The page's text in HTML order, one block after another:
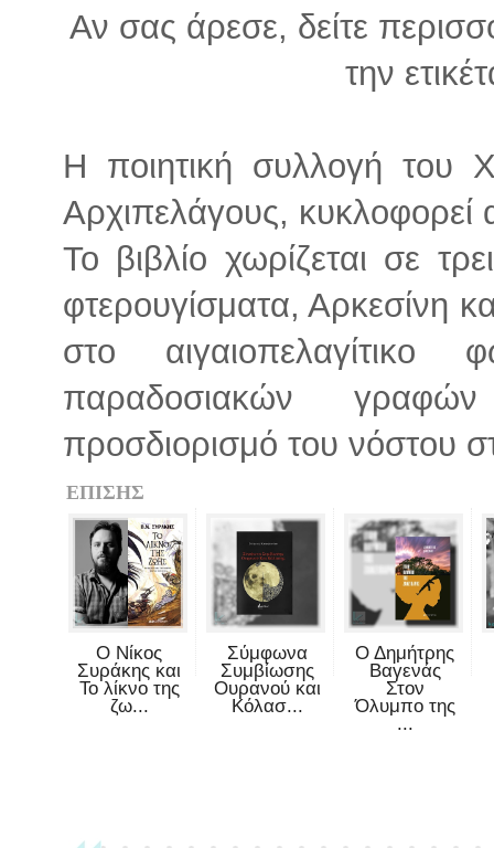
Αν σας άρεσε, δείτε
την
Η ποιητική συλλογή του
Αρχιπελάγους, κυκλοφορεί
Το βιβλίο χωρίζεται σε
φτερουγίσματα, Αρκεσίνη
στο
παραδοσιακών
προσδιορισμό του νόστου
ΕΠΙΣΗΣ
Ο Νίκος
Συράκης και
Το λίκνο της
ζω...
Σύμφωνα
Συμβίωσης
Ουρανού και
Κόλασ...
Ο Δημήτρης
Βαγενάς
Στον
Όλυμπο της
...